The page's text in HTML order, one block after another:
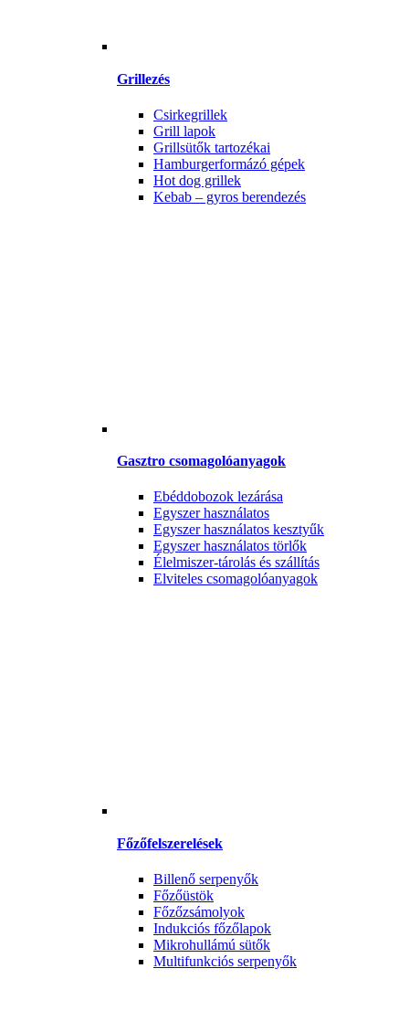
Grillezés
Csirkegrillek
Grill lapok
Grillsütők tartozékai
Hamburgerformázó gépek
Hot dog grillek
Kebab – gyros berendezés
Gasztro csomagolóanyagok
Ebéddobozok lezárása
Egyszer használatos
Egyszer használatos kesztyűk
Egyszer használatos törlők
Élelmiszer-tárolás és szállítás
Elviteles csomagolóanyagok
Főzőfelszerelések
Billenő serpenyők
Főzőüstök
Főzőzsámolyok
Indukciós főzőlapok
Mikrohullámú sütők
Multifunkciós serpenyők